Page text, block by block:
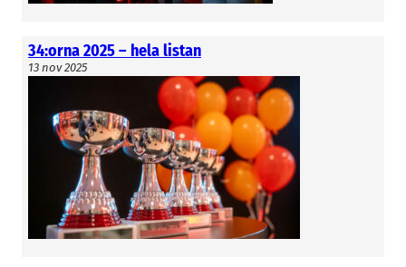
34:orna 2025 – hela listan
13 nov 2025